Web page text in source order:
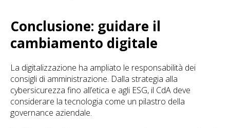
Conclusione: guidare il
cambiamento digitale
La digitalizzazione ha ampliato le responsabilità dei
consigli di amministrazione. Dalla strategia alla
cybersicurezza fino all’etica e agli ESG, il CdA deve
considerare la tecnologia come un pilastro della
governance aziendale.